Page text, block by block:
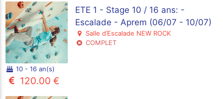
ETE 1 - Stage 10 / 16 ans: -
Escalade - Aprem (06/07 - 10/07)
Salle d’Escalade NEW ROCK
COMPLET
10 - 16 an(s)
120.00 €